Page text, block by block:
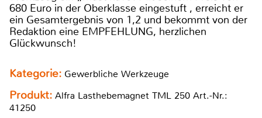
680 Euro in der Oberklasse eingestuft , erreicht er
ein Gesamtergebnis von 1,2 und bekommt von der
Redaktion eine EMPFEHLUNG, herzlichen
Glückwunsch!
Kategorie: Gewerbliche Werkzeuge
Produkt: Alfra Lasthebemagnet TML 250 Art.-Nr.:
41250